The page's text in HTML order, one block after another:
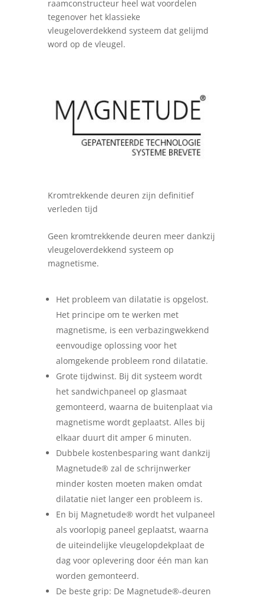
raamconstructeur heel wat voordelen
tegenover het klassieke
vleugeloverdekkend systeem dat gelijmd
word op de vleugel.
Kromtrekkende deuren zijn definitief
verleden tijd
Geen kromtrekkende deuren meer dankzij
vleugeloverdekkend systeem op
magnetisme.
Het probleem van dilatatie is opgelost.
Het principe om te werken met
magnetisme, is een verbazingwekkend
eenvoudige oplossing voor het
alomgekende probleem rond dilatatie.
Grote tijdwinst. Bij dit systeem wordt
het sandwichpaneel op glasmaat
gemonteerd, waarna de buitenplaat via
magnetisme wordt geplaatst. Alles bij
elkaar duurt dit amper 6 minuten.
Dubbele kostenbesparing want dankzij
Magnetude® zal de schrijnwerker
minder kosten moeten maken omdat
dilatatie niet langer een probleem is.
En bij Magnetude® wordt het vulpaneel
als voorlopig paneel geplaatst, waarna
de uiteindelijke vleugelopdekplaat de
dag voor oplevering door één man kan
worden gemonteerd.
De beste grip: De Magnetude®-deuren